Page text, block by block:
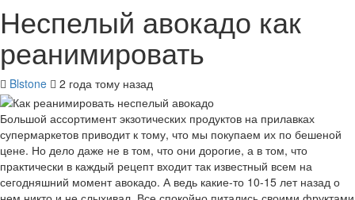
Неспелый авокадо как
реанимировать
Blstone 2 года тому назад
Большой ассортимент экзотических продуктов на прилавках
супермаркетов приводит к тому, что мы покупаем их по бешеной
цене. Но дело даже не в том, что они дорогие, а в том, что
практически в каждый рецепт входит так известный всем на
сегодняшний момент авокадо. А ведь какие-то 10-15 лет назад о